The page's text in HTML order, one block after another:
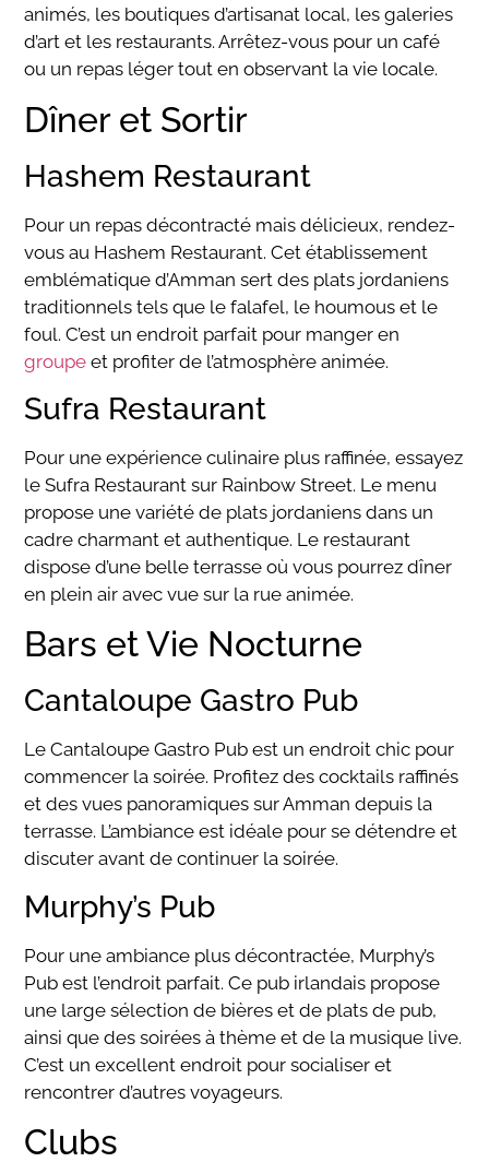
animés, les boutiques d’artisanat local, les galeries
d’art et les restaurants. Arrêtez-vous pour un café
ou un repas léger tout en observant la vie locale.
Dîner et Sortir
Hashem Restaurant
Pour un repas décontracté mais délicieux, rendez-
vous au Hashem Restaurant. Cet établissement
emblématique d’Amman sert des plats jordaniens
traditionnels tels que le falafel, le houmous et le
foul. C’est un endroit parfait pour manger en
groupe et profiter de l’atmosphère animée.
Sufra Restaurant
Pour une expérience culinaire plus raffinée, essayez
le Sufra Restaurant sur Rainbow Street. Le menu
propose une variété de plats jordaniens dans un
cadre charmant et authentique. Le restaurant
dispose d’une belle terrasse où vous pourrez dîner
en plein air avec vue sur la rue animée.
Bars et Vie Nocturne
Cantaloupe Gastro Pub
Le Cantaloupe Gastro Pub est un endroit chic pour
commencer la soirée. Profitez des cocktails raffinés
et des vues panoramiques sur Amman depuis la
terrasse. L’ambiance est idéale pour se détendre et
discuter avant de continuer la soirée.
Murphy’s Pub
Pour une ambiance plus décontractée, Murphy’s
Pub est l’endroit parfait. Ce pub irlandais propose
une large sélection de bières et de plats de pub,
ainsi que des soirées à thème et de la musique live.
C’est un excellent endroit pour socialiser et
rencontrer d’autres voyageurs.
Clubs